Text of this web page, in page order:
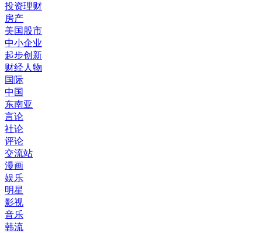
投资理财
房产
美国股市
中小企业
起步创新
财经人物
国际
中国
东南亚
言论
社论
评论
交流站
漫画
娱乐
明星
影视
音乐
韩流